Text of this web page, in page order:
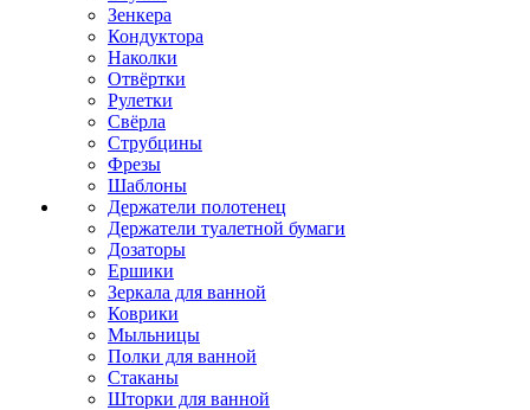
Зенкера
Кондуктора
Наколки
Отвёртки
Рулетки
Свёрла
Струбцины
Фрезы
Шаблоны
Держатели полотенец
Держатели туалетной бумаги
Дозаторы
Ершики
Зеркала для ванной
Коврики
Мыльницы
Полки для ванной
Стаканы
Шторки для ванной